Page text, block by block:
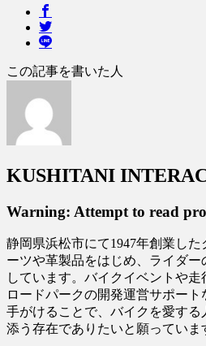
この記事を書いた人
KUSHITANI
Warning: Attempt to read
静岡県浜松市にて1947年創業し
ーツや革製品をはじめ、ライダ
しています。バイクイベントや
ロードパークの開発運営サポー
手がけることで、バイクを愛する
添う存在でありたいと願っていま